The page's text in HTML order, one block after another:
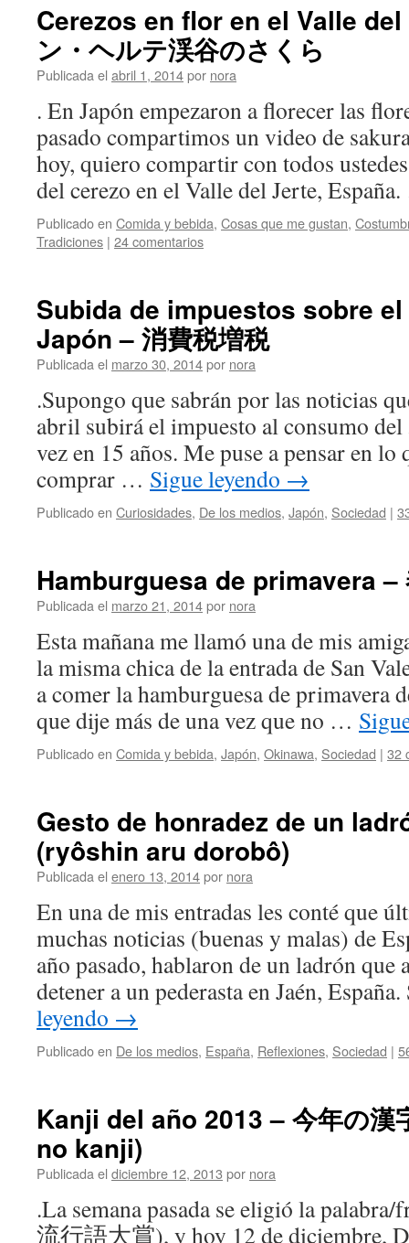
Cerezos en flor en el Valle
ン・ヘルテ渓谷のさくら
Publicada el abril 1, 2014por nora
. En Japón empezaron a florecer las
pasado compartimos un video de
hoy, quiero compartir con todos
del cerezo en el Valle del Jerte,
Publicado en Comida y bebida, Cosas que me gustan,
Tradiciones | 24 comentarios
Subida de impuestos sobre
Japón – 消費税増税
Publicada el marzo 30, 2014por nora
.Supongo que sabrán por las noticias
abril subirá el impuesto al consumo
vez en 15 años. Me puse a pensar en lo
comprar … Sigue leyendo →
Publicado en Curiosidades, De los medios, Japón, Sociedad |
Hamburguesa de primavera –
Publicada el marzo 21, 2014por nora
Esta mañana me llamó una de mis
la misma chica de la entrada de San
a comer la hamburguesa de primavera
que dije más de una vez que no …
Publicado en Comida y bebida, Japón, Okinawa, Sociedad | 32
Gesto de honradez de un
(ryôshin aru dorobô)
Publicada el enero 13, 2014por nora
En una de mis entradas les conté que
muchas noticias (buenas y malas) de
año pasado, hablaron de un ladrón que
detener a un pederasta en Jaén,
leyendo →
Publicado en De los medios, España, Reflexiones, Sociedad |
Kanji del año 2013 – 今年の漢
no kanji)
Publicada el diciembre 12, 2013 por nora
.La semana pasada se eligió la
流行語大賞), y hoy 12 de diciembre,